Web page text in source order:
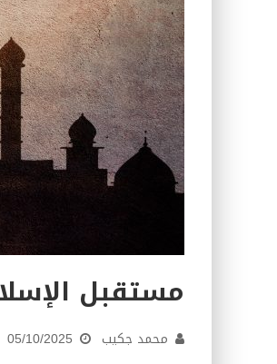
مستقبل
محمد جكيب 05/10/2025